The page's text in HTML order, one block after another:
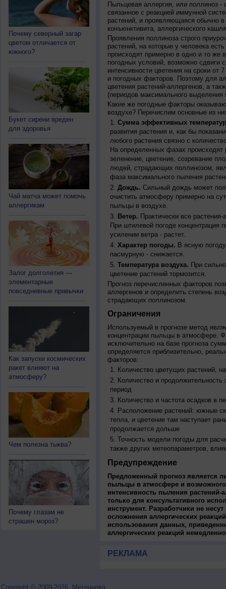
Почему северный загар
цветом отличается от
южного?
Букет сирени вреден
для здоровья
Чай матча может помочь
аллергикам
Залог долголетия —
элементарные
повседневные привычки
Как запуски космических
ракет влияют на
атмосферу?
Чем полезна тыква?
Почему глазам не
страшен мороз?
Пыльцевая аллергия, или поллиноз -
связанное с реакцией иммунной
растений, и проявляющаяся обычно
конъюнктивита, аллергического
Проявления поллиноза строго
растений, на которые у человека
происходят примерно в одно и то же
погодных условий, возможно сдвиги
интенсивности цветения на сроки от
и погодных факторов. Поэтому для
цветения растений-аллергенов, а
(периодов максимального
Какие же погодные факторы
воздухе? Перечислим основные из
Сумма эффективных
развития растения и, как бы
любого растения связно с
На определенных фазах происходят
зеленение, цветение, созревание
людей, страдающих поллинозом,
фаза максимального пыления
Дождь. Сильный дождь может
очистить атмосферу примерно на
пыльцы в воздухе.
Ветер. Практически все
При штилевой погоде
усилении ветра - растет.
Характер погоды. В ясную
пасмурную - снижается.
Температура воздуха. При
цветение растений тормозится.
Прогноз перечисленных факторов
аллергенов и определить степень
страдающих поллинозом.
Ограничения
Используемый в прогнозе метод
концентрации пыльцы в атмосфере.
исключительно на базе прогноза
определяется приблизительно,
факторов:
Количество цветущих растений,
Количество и продолжительность
период
Количество и частота осадков в
Расположение растений: южные
тепла, и цветение там наступает
продолжается дольше
Точность модели погоды для
также других метеопараметров,
Предупреждение
Предложенный прогноз является
пыльцы в атмосфере и
интенсивность пыления растений-
только для консультативного
инструмент. Разработчики не
осложнения аллергических
использования данных,
аллергических реакций
РЕКЛАМА
Copyright © 2009-2026, Метеонова